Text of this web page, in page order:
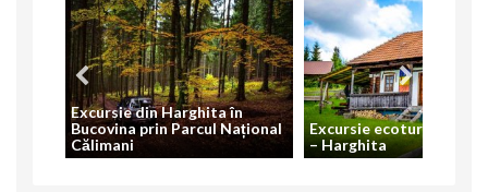
Excursie din Harghita în
Bucovina prin Parcul Național
Călimani
Excursie ecoturistică
– Harghita